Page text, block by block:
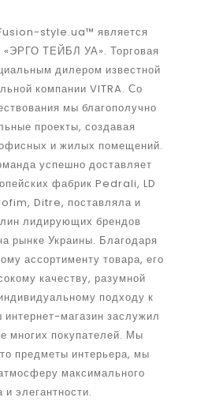
style.ua™ является
ТЕЙБЛ УА». Торговая
дилером известной
компании VITRA. Со
мы благополучно
проекты, создавая
и жилых помещений.
успешно доставляет
фабрик Pedrali, LD
Ditre, поставляла и
лидирующих брендов
рынке Украины. Благодаря
ассортименту товара, его
качеству, разумной
подходу к
магазин заслужил
многих покупателей. Мы
предметы интерьера, мы
максимального
элегантности.